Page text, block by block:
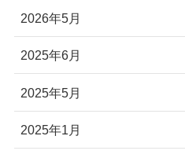
2026年5月
2025年6月
2025年5月
2025年1月